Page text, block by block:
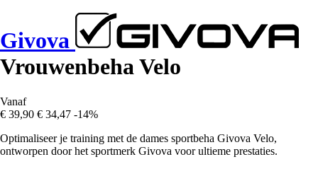
Givova
Vrouwenbeha Velo
Vanaf
€ 39,90 € 34,47 -14%
Optimaliseer je training met de dames sportbeha Givova Velo,
ontworpen door het sportmerk Givova voor ultieme prestaties.